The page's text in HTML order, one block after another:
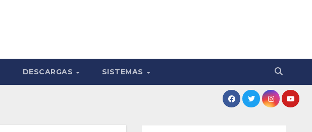
DESCARGAS SISTEMAS